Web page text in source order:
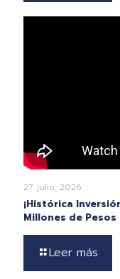
27 julio, 2026
¡Histórica
Millones de
Leer más